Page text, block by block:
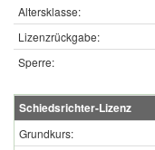
Altersklasse:
Lizenzrückgabe:
Sperre:
Schiedsrichter-Lizenz
Grundkurs: